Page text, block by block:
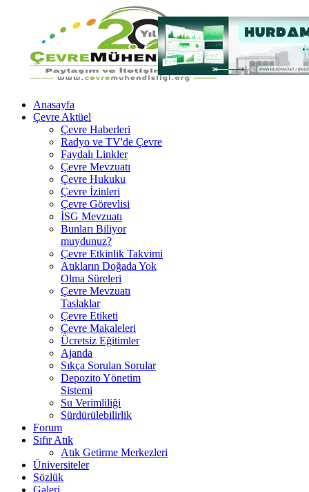
Anasayfa
Çevre Aktüel
Çevre Haberleri
Radyo ve TV'de Çevre
Faydalı Linkler
Çevre Mevzuatı
Çevre Hukuku
Çevre İzinleri
Çevre Görevlisi
İSG Mevzuatı
Bunları Biliyor
muydunuz?
Çevre Etkinlik Takvimi
Atıkların Doğada Yok
Olma Süreleri
Çevre Mevzuatı
Taslaklar
Çevre Etiketi
Çevre Makaleleri
Ücretsiz Eğitimler
Ajanda
Sıkça Sorulan Sorular
Depozito Yönetim
Sistemi
Su Verimliliği
Sürdürülebilirlik
Forum
Sıfır Atık
Atık Getirme Merkezleri
Üniversiteler
Sözlük
Galeri